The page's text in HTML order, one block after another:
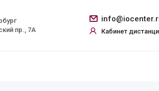
Кабинет
пр., 7А